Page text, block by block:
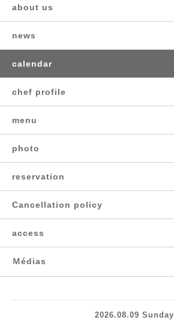
about us
news
calendar
chef profile
menu
photo
reservation
Cancellation policy
access
Ｍédias
2026.08.09 Sunday